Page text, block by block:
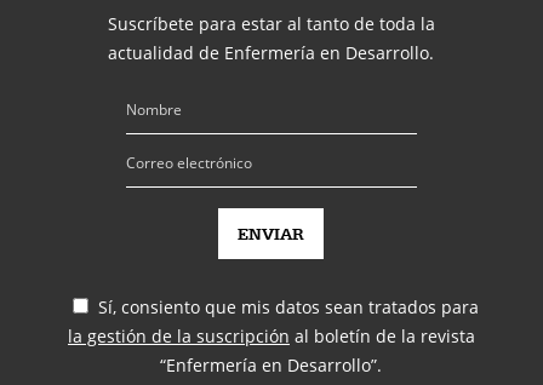
Suscríbete para estar al tanto de toda la
actualidad de Enfermería en Desarrollo.
Sí, consiento que mis datos sean tratados para
la gestión de la suscripción al boletín de la revista
“Enfermería en Desarrollo”.